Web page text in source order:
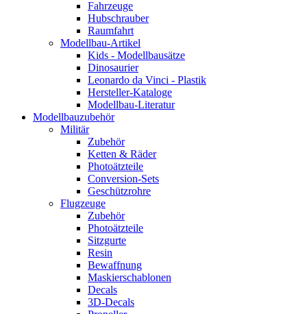
Fahrzeuge
Hubschrauber
Raumfahrt
Modellbau-Artikel
Kids - Modellbausätze
Dinosaurier
Leonardo da Vinci - Plastik
Hersteller-Kataloge
Modellbau-Literatur
Modellbauzubehör
Militär
Zubehör
Ketten & Räder
Photoätzteile
Conversion-Sets
Geschützrohre
Flugzeuge
Zubehör
Photoätzteile
Sitzgurte
Resin
Bewaffnung
Maskierschablonen
Decals
3D-Decals